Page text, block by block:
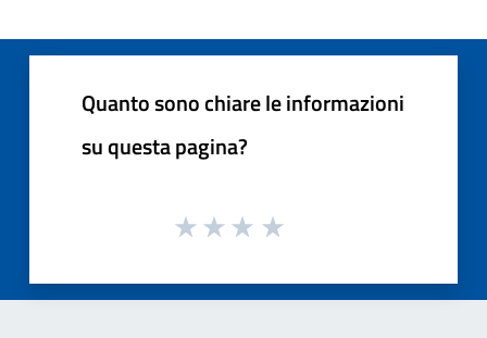
Quanto sono chiare le informazioni
su questa pagina?